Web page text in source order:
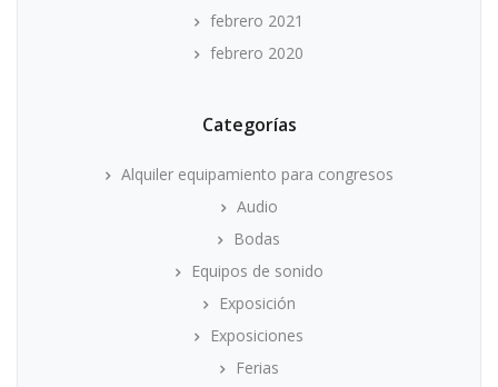
febrero 2021
febrero 2020
Categorías
Alquiler equipamiento para congresos
Audio
Bodas
Equipos de sonido
Exposición
Exposiciones
Ferias